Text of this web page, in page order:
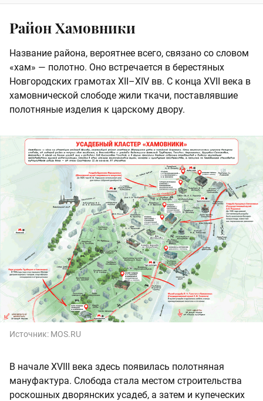
Район Хамовники
Название района, вероятнее всего, связано со словом
«хам» — полотно. Оно встречается в берестяных
Новгородских грамотах XII–XIV вв. С конца XVII века в
хамовнической слободе жили ткачи, поставлявшие
полотняные изделия к царскому двору.
Источник: MOS.RU
В начале XVIII века здесь появилась полотняная
мануфактура. Слобода стала местом строительства
роскошных дворянских усадеб, а затем и купеческих